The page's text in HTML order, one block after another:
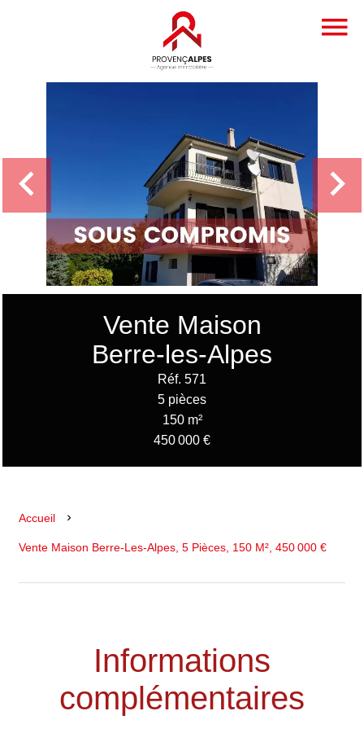
Vente Maison
Berre-les-Alpes
Réf. 571
5 pièces
150 m²
450 000 €
Accueil
Vente Maison Berre-Les-Alpes, 5 Pièces, 150 M², 450 000 €
Informations
complémentaires